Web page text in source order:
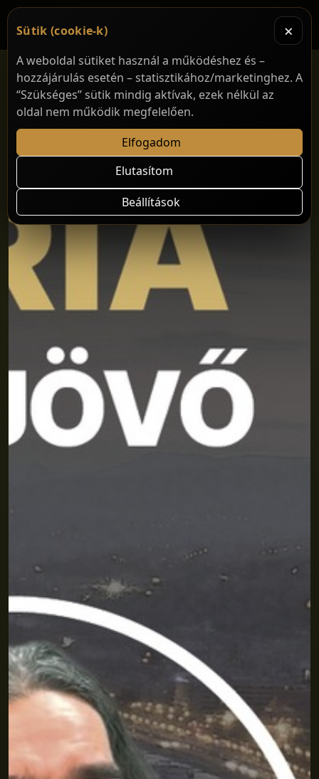
Sütik (cookie-k) ×
A weboldal sütiket használ a működéshez és –
hozzájárulás esetén – statisztikához/marketinghez. A
“Szükséges” sütik mindig aktívak, ezek nélkül az
oldal nem működik megfelelően.
Elfogadom
Elutasítom
Beállítások